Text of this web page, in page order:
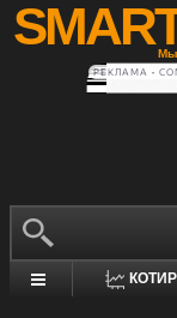
Мы
РЕКЛАМА •